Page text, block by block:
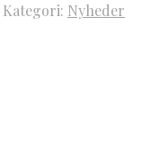
Kategori: Nyheder